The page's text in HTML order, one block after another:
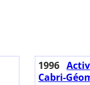
1996
Cabri-